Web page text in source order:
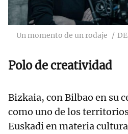
Un momento de un rodaje
Polo de creatividad
Bizkaia, con Bilbao en su
como uno de los
Euskadi en materia